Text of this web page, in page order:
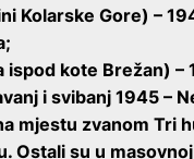
Kolarske Gore) –
ispod kote Brežan)
i svibanj 1945 –
mjestu zvanom Tri
Ostali su u